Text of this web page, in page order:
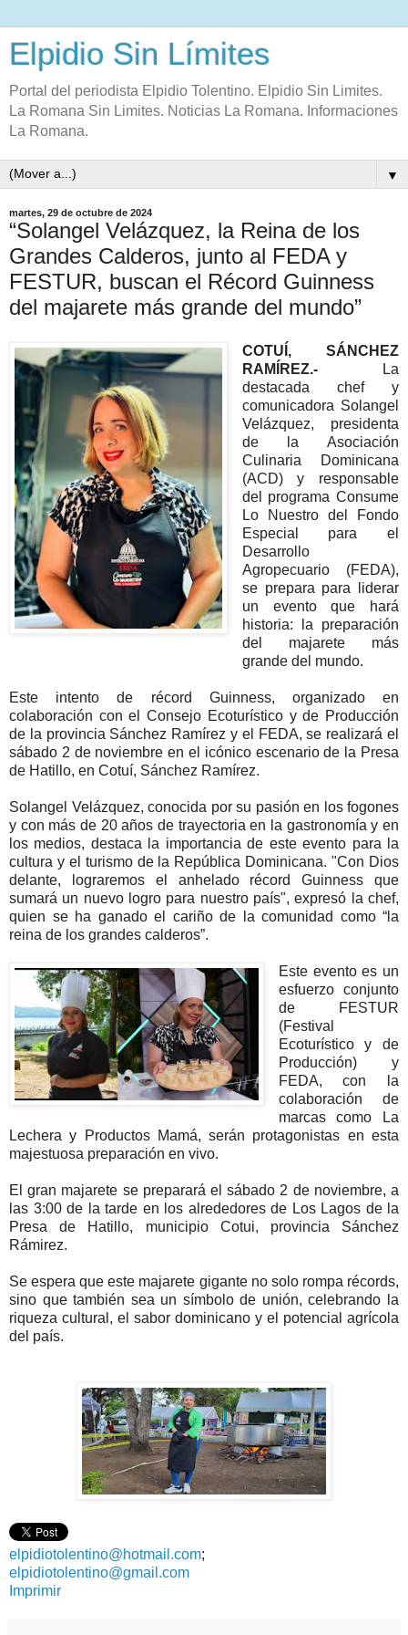
Elpidio Sin Límites
Portal del periodista Elpidio Tolentino. Elpidio Sin Limites.
La Romana Sin Limites. Noticias La Romana. Informaciones
La Romana.
▼
martes, 29 de octubre de 2024
“Solangel Velázquez, la Reina de los
Grandes Calderos, junto al FEDA y
FESTUR, buscan el Récord Guinness
del majarete más grande del mundo”
COTUÍ, SÁNCHEZ
RAMÍREZ.-La
destacada chef y
comunicadora Solangel
Velázquez, presidenta
de la Asociación
Culinaria Dominicana
(ACD) y responsable
del programa Consume
Lo Nuestro del Fondo
Especial para el
Desarrollo
Agropecuario (FEDA),
se prepara para liderar
un evento que hará
historia: la preparación
del majarete más
grande del mundo.
Este intento de récord Guinness, organizado en
colaboración con el Consejo Ecoturístico y de Producción
de la provincia Sánchez Ramírez y el FEDA, se realizará el
sábado 2 de noviembre en el icónico escenario de la Presa
de Hatillo, en Cotuí, Sánchez Ramírez.
Solangel Velázquez, conocida por su pasión en los fogones
y con más de 20 años de trayectoria en la gastronomía y en
los medios, destaca la importancia de este evento para la
cultura y el turismo de la República Dominicana. "Con Dios
delante, lograremos el anhelado récord Guinness que
sumará un nuevo logro para nuestro país", expresó la chef,
quien se ha ganado el cariño de la comunidad como “la
reina de los grandes calderos”.
Este evento es un
esfuerzo conjunto
de FESTUR
(Festival
Ecoturístico y de
Producción) y
FEDA, con la
colaboración de
marcas como La
Lechera y Productos Mamá, serán protagonistas en esta
majestuosa preparación en vivo.
El gran majarete se preparará el sábado 2 de noviembre, a
las 3:00 de la tarde en los alrededores de Los Lagos de la
Presa de Hatillo, municipio Cotui, provincia Sánchez
Rámirez.
Se espera que este majarete gigante no solo rompa récords,
sino que también sea un símbolo de unión, celebrando la
riqueza cultural, el sabor dominicano y el potencial agrícola
del país.
elpidiotolentino@hotmail.com;
elpidiotolentino@gmail.com
Imprimir